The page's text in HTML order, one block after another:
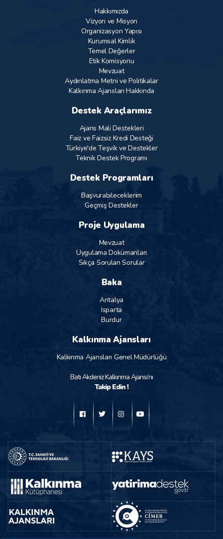
Hakkımızda
Vizyon ve Misyon
Organizasyon Yapısı
Kurumsal Kimlik
Temel Değerler
Etik Komisyonu
Mevzuat
Aydınlatma Metni ve Politikalar
Kalkınma Ajansları Hakkında
Destek Araçlarımız
Ajans Mali Destekleri
Faiz ve Faizsiz Kredi Desteği
Türkiye'de Teşvik ve Destekler
Teknik Destek Programı
Destek Programları
Başvurabileceklerim
Geçmiş Destekler
Proje Uygulama
Mevzuat
Uygulama Dokümanları
Sıkça Sorulan Sorular
Baka
Antalya
Isparta
Burdur
Kalkınma Ajansları
Kalkınma Ajansları Genel Müdürlüğü
Batı Akdeniz Kalkınma Ajansı’nı
Takip Edin !